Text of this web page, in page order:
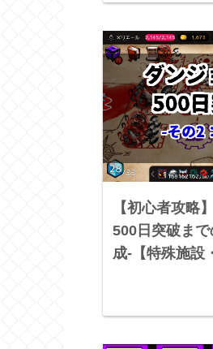
【初心者攻略
500日突破ま
成-【特殊施設